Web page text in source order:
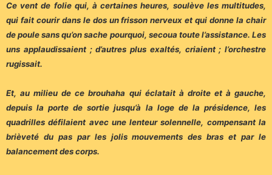
Ce vent de folie qui, à certaines heures, soulève les multitudes,
qui fait courir dans le dos un frisson nerveux et qui donne la chair
de poule sans qu’on sache pourquoi, secoua toute l’assistance. Les
uns applaudissaient ; d’autres plus exaltés, criaient ; l’orchestre
rugissait.
Et, au milieu de ce brouhaha qui éclatait à droite et à gauche,
depuis la porte de sortie jusqu’à la loge de la présidence, les
quadrilles défilaient avec une lenteur solennelle, compensant la
brièveté du pas par les jolis mouvements des bras et par le
balancement des corps.